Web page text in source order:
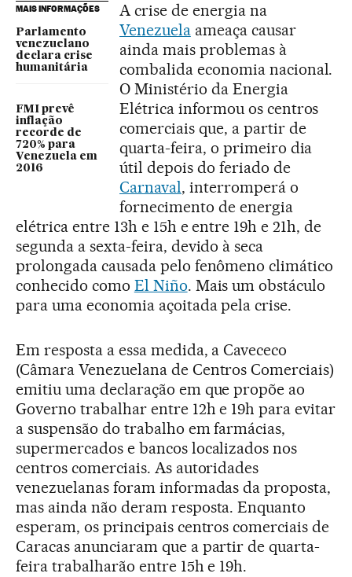
MAIS INFORMAÇÕES
Parlamento
venezuelano
declara crise
humanitária
FMI prevê
inflação
recorde de
720% para
Venezuela em
2016
A crise de energia na
Venezuelaameaça causar
ainda mais problemas à
combalida economia nacional.
O Ministério da Energia
Elétrica informou os centros
comerciais que, a partir de
quarta-feira, o primeiro dia
útil depois do feriado de
Carnaval, interromperá o
fornecimento de energia
elétrica entre 13h e 15h e entre 19h e 21h, de
segunda a sexta-feira, devido à seca
prolongada causada pelo fenômeno climático
conhecido como El Niño. Mais um obstáculo
para uma economia açoitada pela crise.
Em resposta a essa medida, a Cavececo
(Câmara Venezuelana de Centros Comerciais)
emitiu uma declaração em que propõe ao
Governo trabalhar entre 12h e 19h para evitar
a suspensão do trabalho em farmácias,
supermercados e bancos localizados nos
centros comerciais. As autoridades
venezuelanas foram informadas da proposta,
mas ainda não deram resposta. Enquanto
esperam, os principais centros comerciais de
Caracas anunciaram que a partir de quarta-
feira trabalharão entre 15h e 19h.